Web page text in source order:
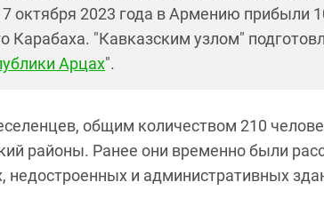
октября 2023 года в Армению прибыли
Карабаха. "Кавказским узлом"
Арцах".
общим количеством 210
районы. Ранее они временно были
недостроенных и административных